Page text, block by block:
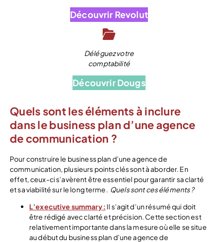
Découvrir Revolut
Déléguez votre
comptabilité
Découvrir Dougs
Quels sont les éléments à inclure
dans le business plan d’une agence
de communication ?
Pour construire le business plan d’une agence de
communication, plusieurs points clés sont à aborder. En
effet, ceux-ci s’avèrent être essentiel pour garantir sa clarté
et sa viabilité sur le long terme. Quels sont ces éléments ?
L’executive summary : Il s’agit d’un résumé qui doit
être rédigé avec clarté et précision. Cette section est
relativement importante dans la mesure où elle se situe
au début du business plan d’une agence de